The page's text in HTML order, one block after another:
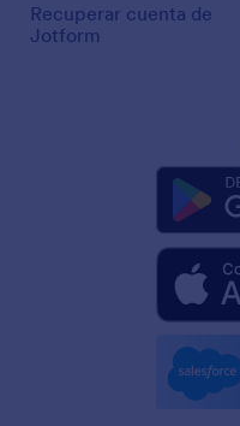
Recuperar cuenta de
Jotform